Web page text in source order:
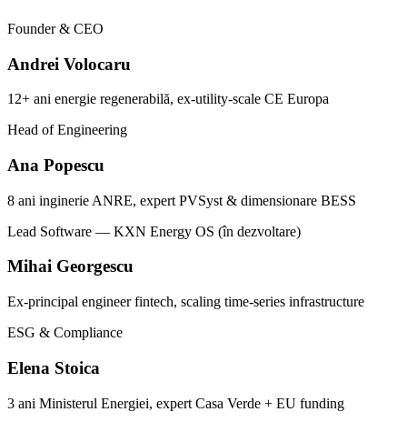
Founder & CEO
Andrei Volocaru
12+ ani energie regenerabilă, ex-utility-scale CE Europa
Head of Engineering
Ana Popescu
8 ani inginerie ANRE, expert PVSyst & dimensionare BESS
Lead Software — KXN Energy OS (în dezvoltare)
Mihai Georgescu
Ex-principal engineer fintech, scaling time-series infrastructure
ESG & Compliance
Elena Stoica
3 ani Ministerul Energiei, expert Casa Verde + EU funding